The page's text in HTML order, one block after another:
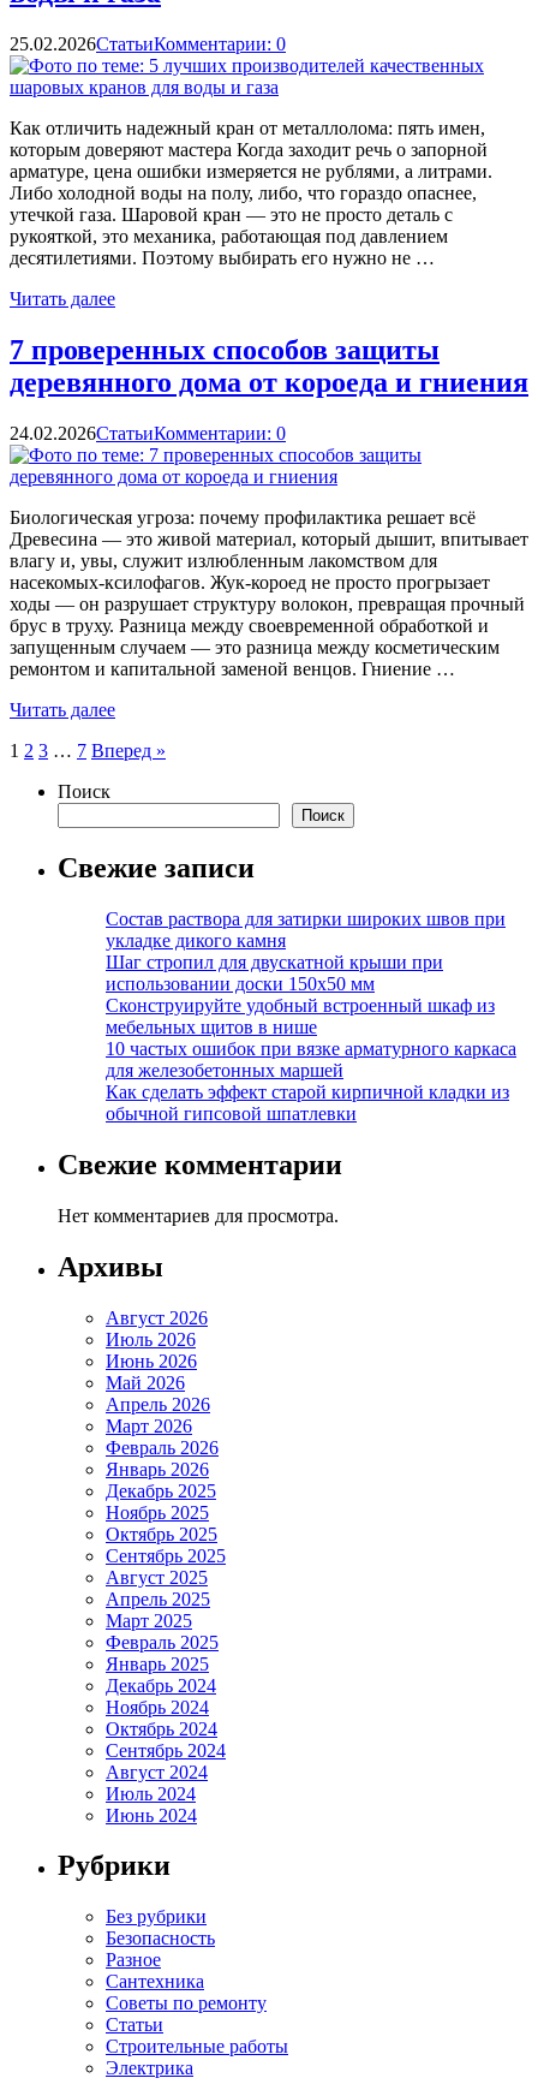
25.02.2026СтатьиКомментарии: 0
Как отличить надежный кран от металлолома: пять имен,
которым доверяют мастера Когда заходит речь о запорной
арматуре, цена ошибки измеряется не рублями, а литрами.
Либо холодной воды на полу, либо, что гораздо опаснее,
утечкой газа. Шаровой кран — это не просто деталь с
рукояткой, это механика, работающая под давлением
десятилетиями. Поэтому выбирать его нужно не …
Читать далее
7 проверенных способов защиты
деревянного дома от короеда и гниения
24.02.2026СтатьиКомментарии: 0
Биологическая угроза: почему профилактика решает всё
Древесина — это живой материал, который дышит, впитывает
влагу и, увы, служит излюбленным лакомством для
насекомых-ксилофагов. Жук-короед не просто прогрызает
ходы — он разрушает структуру волокон, превращая прочный
брус в труху. Разница между своевременной обработкой и
запущенным случаем — это разница между косметическим
ремонтом и капитальной заменой венцов. Гниение …
Читать далее
Пагинация
записей
1 2 3 … 7 Вперед »
Поиск
Поиск
Свежие записи
Состав раствора для затирки широких швов при
укладке дикого камня
Шаг стропил для двускатной крыши при
использовании доски 150х50 мм
Сконструируйте удобный встроенный шкаф из
мебельных щитов в нише
10 частых ошибок при вязке арматурного каркаса
для железобетонных маршей
Как сделать эффект старой кирпичной кладки из
обычной гипсовой шпатлевки
Свежие комментарии
Нет комментариев для просмотра.
Архивы
Август 2026
Июль 2026
Июнь 2026
Май 2026
Апрель 2026
Март 2026
Февраль 2026
Январь 2026
Декабрь 2025
Ноябрь 2025
Октябрь 2025
Сентябрь 2025
Август 2025
Апрель 2025
Март 2025
Февраль 2025
Январь 2025
Декабрь 2024
Ноябрь 2024
Октябрь 2024
Сентябрь 2024
Август 2024
Июль 2024
Июнь 2024
Рубрики
Без рубрики
Безопасность
Разное
Сантехника
Советы по ремонту
Статьи
Строительные работы
Электрика